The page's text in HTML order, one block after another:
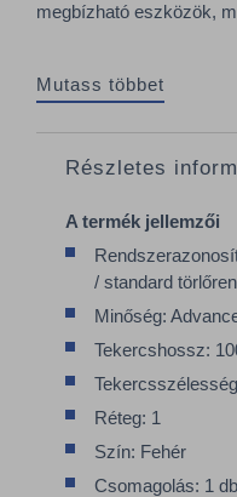
megbízható eszközök,
Mutass többet
Részletes
A termék jellemzői
/ standard
Minőség:
Tekercshossz:
Réteg: 1
Szín: Fehér
Csomagolás: 1